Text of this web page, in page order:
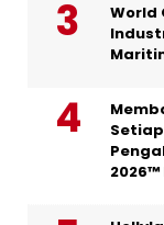
World
2026™